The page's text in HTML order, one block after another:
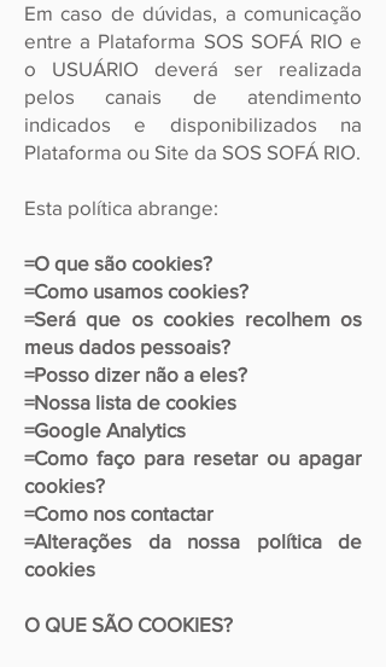
Em caso de dúvidas, a comunicação
entre a Plataforma SOS SOFÁ RIO e
o USUÁRIO deverá ser realizada
pelos canais de atendimento
indicados e disponibilizados na
Plataforma ou Site da SOS SOFÁ RIO.
Esta política abrange:
=O que são cookies?
=Como usamos cookies?
=Será que os cookies recolhem os
meus dados pessoais?
=Posso dizer não a eles?
=Nossa lista de cookies
=Google Analytics
=Como faço para resetar ou apagar
cookies?
=Como nos contactar
=Alterações da nossa política de
cookies
O QUE SÃO COOKIES?